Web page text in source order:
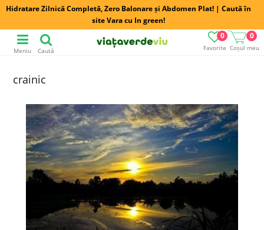
Hidratare Zilnică Completă, Zero Balonare și Abdomen Plat! | Caută în
site Vara cu In green!
Favorite
0
Coșul meu
0
Meniu Caută
crainic